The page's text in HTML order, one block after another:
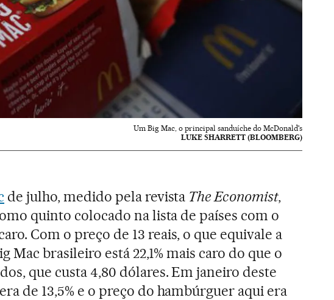
Um Big Mac, o principal sanduíche do McDonald's
LUKE SHARRETT (BLOOMBERG)
de julho, medido pela revista The Economist,
quinto colocado na lista de países com o
Com o preço de 13 reais, o que equivale a
Mac brasileiro está 22,1% mais caro do que o
que custa 4,80 dólares. Em janeiro deste
de 13,5% e o preço do hambúrguer aqui era